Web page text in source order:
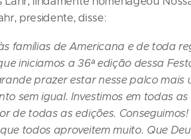
presidente, disse:
famílias de Americana e de toda
iniciamos a 36ª edição dessa
prazer estar nesse palco mais
sem igual. Investimos em todas
de todas as edições.
todos aproveitem muito. Que